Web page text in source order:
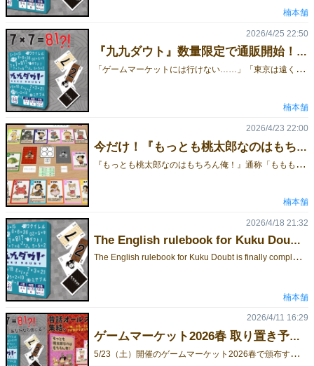
楠本舗
『九九ダウト』数量限定で通販開始！ ゲムマ前に遊べます！
「
ゲームマーケットには行けない……」「東京は遠くて、今回は購入を諦めていた……」そんな方に朗報です！ゲームマーケット2026春で頒布予定の新作カードゲーム、『九九ダウト』を本日より数量限定で通販開始しました！『九九ダウト』は、九九 × ダウトをテーマにした、短時間で盛り上がるブラフゲームです。ルールはシンプル。カードを出して九九の答えを宣言するだけ！でも、その答えは本当？それともハッタリ？相手の宣言を信じるか、ダウトするか。さらに、正しい組み合わせを見抜ければ一発逆転も狙えます！短時間で遊べるのに、毎回しっかり心理戦。「7×7＝81？！」みたいな怪しい宣言に、思わず場がざわつくゲームです。今回は、ゲームマーケット前の先行通販という形で、数量限定での販売となります。ゲムマ当日に会場へ来られない方はもちろん、「イベント前に遊んでみたい！」という方にもおすすめです。ゲムマ前に『九九ダウト』をゲットできるのは今だけ！気になっていた方は、ぜひこの機会にチェックしてみてください！リンク※ゲームマーケット後にも在庫が残っていれば、通販を行う予定です。※数量限定のため、予定数に達し次第終了となります。
2026/4/25 22:50
楠本舗
今だけ！『もっとも桃太郎なのはもちろん俺！』オンライン版を無料頒布中！
『
もっとも桃太郎なのはもちろん俺！』通称「ももも」のオンライン版を、期間限定で無料頒布中です！ルールはとってもカンタン。カードを1枚引いて、1枚出すだけ！自分の場に犬・猿・雉をいち早く集めたら勝ち！さらに、きび団子で相手のおともを奪うこともできる、手軽に遊べるセットコレクションゲームです。パソコンがあれば、遠くの友人とも気軽に遊べます！かわいいイラストとわかりやすいルールで、ボードゲームに慣れていない方にもおすすめです。この機会に、ぜひ「ももも」を遊んでみてください！面白かったら、ぜひゲームマーケットで実物版もチェックしてもらえたら嬉しいです！リンク
2026/4/23 22:00
楠本舗
The English rulebook for Kuku Doubt is finally complete!
T
he English rulebook for Kuku Doubt is finally complete!LinkWhile the English rulebook is not included in the package,you can view the full rules at the link above.With this, international players can enjoy the game with ease as well.If you're interested, please come visit us at Game Market!Game page
2026/4/18 21:32
楠本舗
ゲームマーケット2026春 取り置き予約スタート！
5
/23（土）開催のゲームマーケット2026春で頒布する作品の取り置き予約を受付開始しました！気になっている方は、売り切れ前の予約がおすすめです。当日は混雑や完売の可能性もあるため、確実に手に入れたい方はぜひご予約ください。予約締切：5/20（水）23:00まで【お品書き】■ 九九太郎セット 2500円（300円OFF）「九九ダウト」と「もっとも桃太郎なのはもちろん俺！」のセット。いちばんお得に買うならこれ！※数量限定のため、予定数に達し次第終了■ 九九ダウト《新作》 1800円九九×ダウトの新作ブラフゲーム。最初からクライマックス！短時間で濃密な心理戦！■ もっとも桃太郎なのはもちろん俺！ 1000円おとも集めたら勝ち！みんなで遊べるカードゲーム！
2026/4/11 16:29